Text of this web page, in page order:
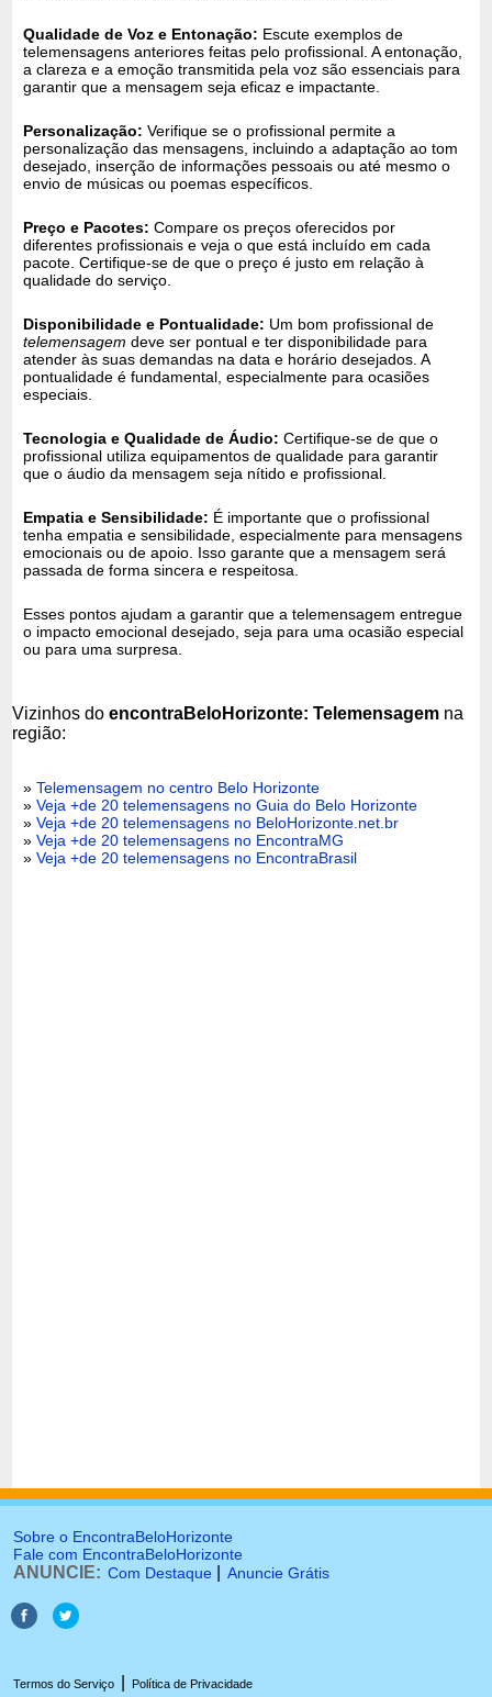
Qualidade de Voz e Entonação: Escute exemplos de
telemensagens anteriores feitas pelo profissional. A entonação,
a clareza e a emoção transmitida pela voz são essenciais para
garantir que a mensagem seja eficaz e impactante.
Personalização: Verifique se o profissional permite a
personalização das mensagens, incluindo a adaptação ao tom
desejado, inserção de informações pessoais ou até mesmo o
envio de músicas ou poemas específicos.
Preço e Pacotes: Compare os preços oferecidos por
diferentes profissionais e veja o que está incluído em cada
pacote. Certifique-se de que o preço é justo em relação à
qualidade do serviço.
Disponibilidade e Pontualidade: Um bom profissional de
telemensagem deve ser pontual e ter disponibilidade para
atender às suas demandas na data e horário desejados. A
pontualidade é fundamental, especialmente para ocasiões
especiais.
Tecnologia e Qualidade de Áudio: Certifique-se de que o
profissional utiliza equipamentos de qualidade para garantir
que o áudio da mensagem seja nítido e profissional.
Empatia e Sensibilidade: É importante que o profissional
tenha empatia e sensibilidade, especialmente para mensagens
emocionais ou de apoio. Isso garante que a mensagem será
passada de forma sincera e respeitosa.
Esses pontos ajudam a garantir que a telemensagem entregue
o impacto emocional desejado, seja para uma ocasião especial
ou para uma surpresa.
Vizinhos doencontraBeloHorizonte: Telemensagem na
região:
»Telemensagem no centro Belo Horizonte
»Veja +de 20 telemensagens no Guia do Belo Horizonte
»Veja +de 20 telemensagens no BeloHorizonte.net.br
»Veja +de 20 telemensagens no EncontraMG
»Veja +de 20 telemensagens no EncontraBrasil
Sobre o EncontraBeloHorizonte
Fale com EncontraBeloHorizonte
ANUNCIE: Com Destaque Anuncie Grátis
Termos do Serviço Política de Privacidade